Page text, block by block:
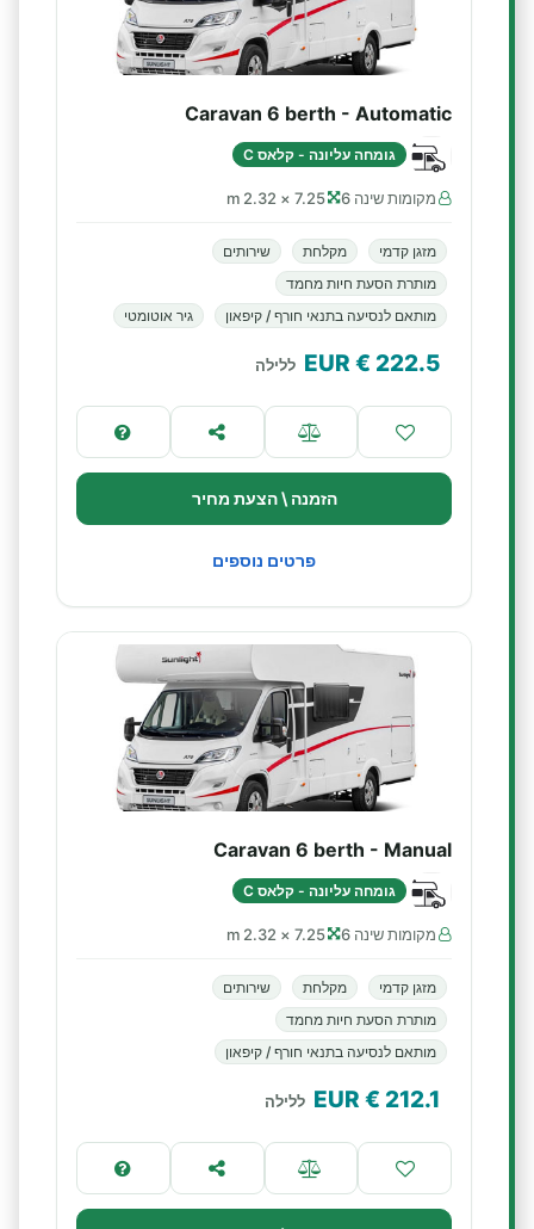
Caravan 6 berth - Automatic
גומחה עליונה - קלאס C
מקומות שינה 6 7.25 × 2.32 m
מזגן קדמי מקלחת
שירותים
מותרת הסעת חיות מחמד
מותאם לנסיעה בתנאי חורף / קיפאון
גיר אוטומטי
222.5
€ EUR ללילה
הזמנה \ הצעת מחיר
פרטים נוספים
Caravan 6 berth - Manual
גומחה עליונה - קלאס C
מקומות שינה 6 7.25 × 2.32 m
מזגן קדמי מקלחת
שירותים
מותרת הסעת חיות מחמד
מותאם לנסיעה בתנאי חורף / קיפאון
212.1
€ EUR ללילה